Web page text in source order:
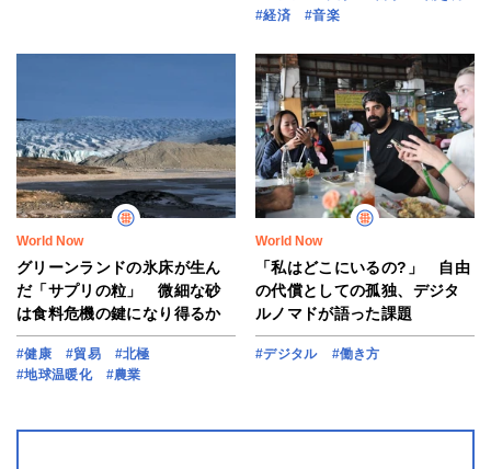
#経済
#音楽
World Now
グリーンランドの氷床が生ん
だ「サプリの粒」 微細な砂
は食料危機の鍵になり得るか
#健康 #貿易
#北極
#地球温暖化
#農業
World Now
「私はどこにいるの?」 自由
の代償としての孤独、デジタ
ルノマドが語った課題
#デジタル #働き方